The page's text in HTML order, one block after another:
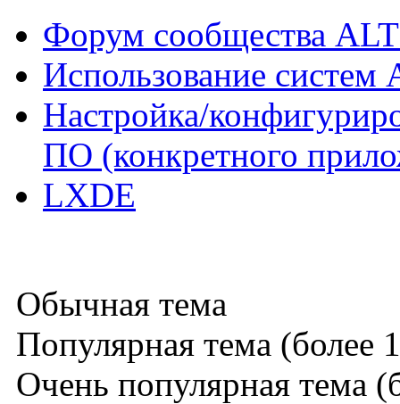
Форум сообщества
Использование систем
Настройка/
ПО (конкретного
LXDE
Обычная тема
Популярная тема (более
Очень популярная тема